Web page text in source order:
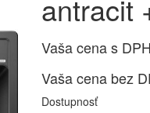
antracit
Vaša cena s DPH
Vaša cena bez
Dostupnosť